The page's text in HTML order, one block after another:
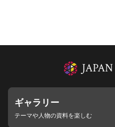
ギャラリー
テーマや人物の資料を楽しむ